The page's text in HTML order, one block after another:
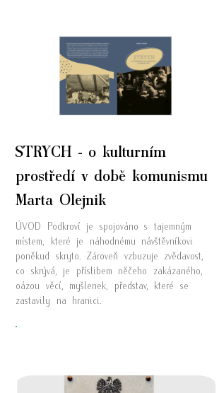
STRYCH - o kulturním
prostředí v době komunismu
Marta Olejnik
ÚVOD Podkroví je spojováno s tajemným
místem, které je náhodnému návštěvníkovi
poněkud skryto. Zároveň vzbuzuje zvědavost,
co skrývá, je příslibem něčeho zakázaného,
oázou věcí, myšlenek, představ, které se
zastavily na hranici.
"